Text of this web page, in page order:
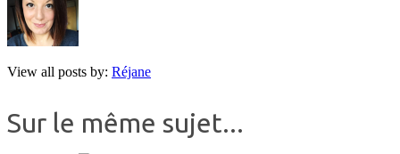
View all posts by: Réjane
Sur le même sujet...